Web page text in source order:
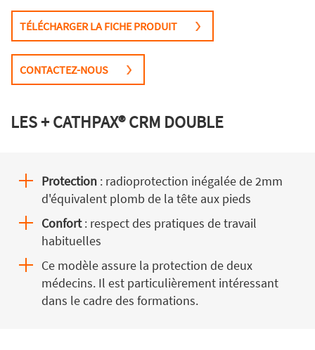
TÉLÉCHARGER LA FICHE PRODUIT
CONTACTEZ-NOUS
LES + CATHPAX® CRM DOUBLE
Protection : radioprotection inégalée de 2mm
d'équivalent plomb de la tête aux pieds
Confort: respect des pratiques de travail
habituelles
Ce modèle assure la protection de deux
médecins. Il est particulièrement intéressant
dans le cadre des formations.